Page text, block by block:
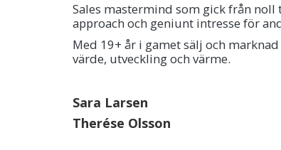
Sales mastermind som gick från
approach och geniunt intresse för
Med 19+ år i gamet sälj och
värde, utveckling och värme.
Sara Larsen
Therése Olsson